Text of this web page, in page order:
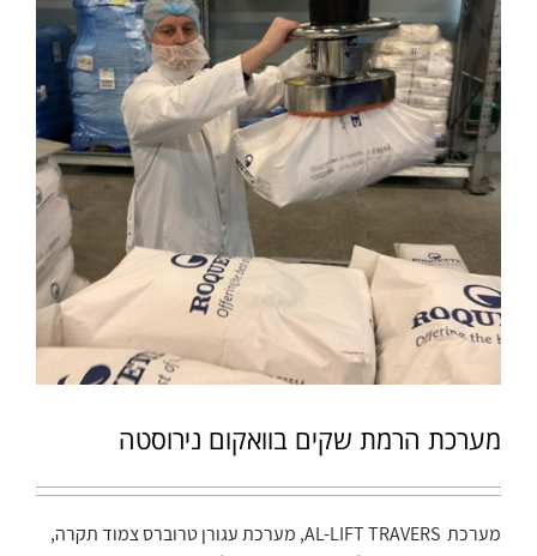
מערכת הרמת שקים בוואקום נירוסטה
מערכת AL-LIFT TRAVERS, מערכת עגורן טרוברס צמוד תקרה,